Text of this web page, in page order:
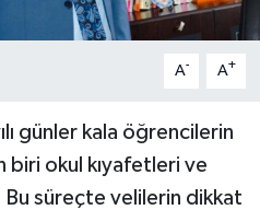
A- A+
günler kala öğrencilerin
biri okul kıyafetleri ve
süreçte velilerin dikkat